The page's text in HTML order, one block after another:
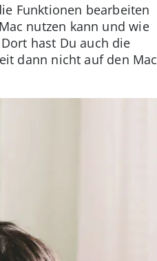
Funktionen bearbeiten
nutzen kann und wie
hast Du auch die
dann nicht auf den Mac